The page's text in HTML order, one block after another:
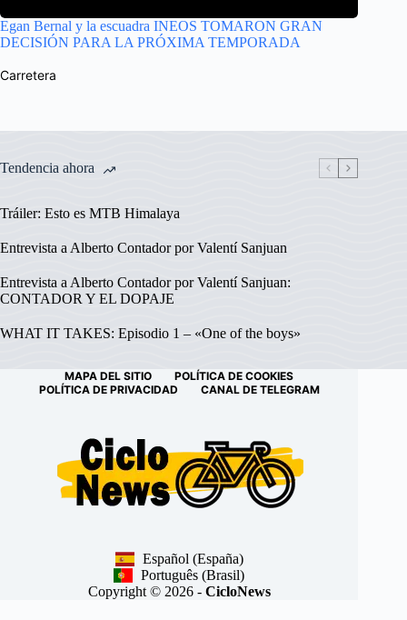
Egan Bernal y la escuadra INEOS TOMARON GRAN
DECISIÓN PARA LA PRÓXIMA TEMPORADA
Carretera
Tendencia ahora
Tráiler: Esto es MTB Himalaya
Entrevista a Alberto Contador por Valentí Sanjuan
Entrevista a Alberto Contador por Valentí Sanjuan:
CONTADOR Y EL DOPAJE
WHAT IT TAKES: Episodio 1 – «One of the boys»
MAPA DEL SITIO
POLÍTICA DE COOKIES
POLÍTICA DE PRIVACIDAD
CANAL DE TELEGRAM
Español (España)
Português (Brasil)
Copyright © 2026 - CicloNews